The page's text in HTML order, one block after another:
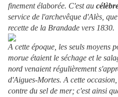
finement élaborée. C'est au
service de l'archevêque d'Alès,
recette de la Brandade vers 1830.
A cette époque, les seuls moyens
morue étaient le séchage et le
nord venaient régulièrement
d'Aigues-Mortes. A cette
contre du sel de mer; c'est ainsi